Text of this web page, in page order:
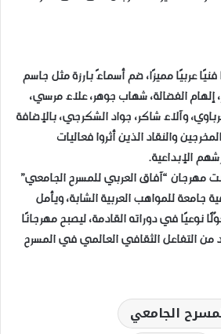
عربيًا مميزًا، ضم أسماءً بارزة مثل جاسم
إلهام الفضالة، شهاب جوهر، علاء مرسي،
وآلاء شاكر، جواد الشكرجي، بالإضافة
والنقاد الذين أثروا فعاليات
الإبداعية.
مهرجان “آفاق العربي للمسرح الجامعي”
جامعة للمواهب العربية الشابة، ويأمل
نوعيًا في دوراته القادمة، ليصبح مهرجانًا
من التفاعل الثقافي العالمي في المسرح
الجامعي